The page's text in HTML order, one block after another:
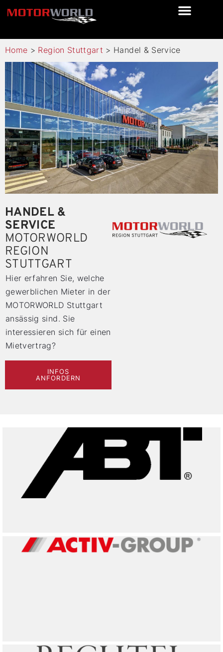
Home > Region Stuttgart > Handel & Service
HANDEL &
SERVICE
MOTORWORLD
REGION
STUTTGART
Hier erfahren Sie, welche
gewerblichen Mieter in der
MOTORWORLD Stuttgart
ansässig sind. Sie
interessieren sich für einen
Mietvertrag?
INFOS
ANFORDERN